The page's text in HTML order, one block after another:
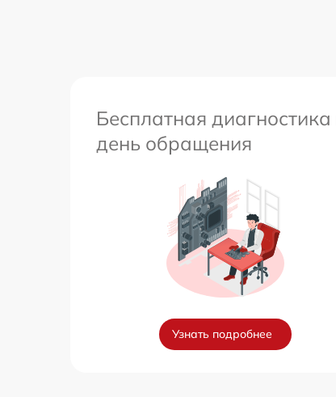
Бесплатная диагностика
день обращения
Узнать подробнее